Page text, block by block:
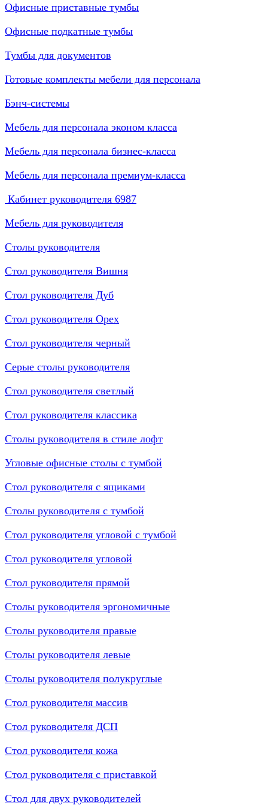
Офисные приставные тумбы
Офисные подкатные тумбы
Тумбы для документов
Готовые комплекты мебели для персонала
Бэнч-системы
Мебель для персонала эконом класса
Мебель для персонала бизнес-класса
Мебель для персонала премиум-класса
Кабинет руководителя 6987
Мебель для руководителя
Столы руководителя
Стол руководителя Вишня
Стол руководителя Дуб
Стол руководителя Орех
Стол руководителя черный
Серые столы руководителя
Стол руководителя светлый
Стол руководителя классика
Столы руководителя в стиле лофт
Угловые офисные столы с тумбой
Стол руководителя с ящиками
Столы руководителя с тумбой
Стол руководителя угловой с тумбой
Стол руководителя угловой
Стол руководителя прямой
Столы руководителя эргономичные
Столы руководителя правые
Столы руководителя левые
Столы руководителя полукруглые
Стол руководителя массив
Стол руководителя ДСП
Стол руководителя кожа
Стол руководителя с приставкой
Стол для двух руководителей